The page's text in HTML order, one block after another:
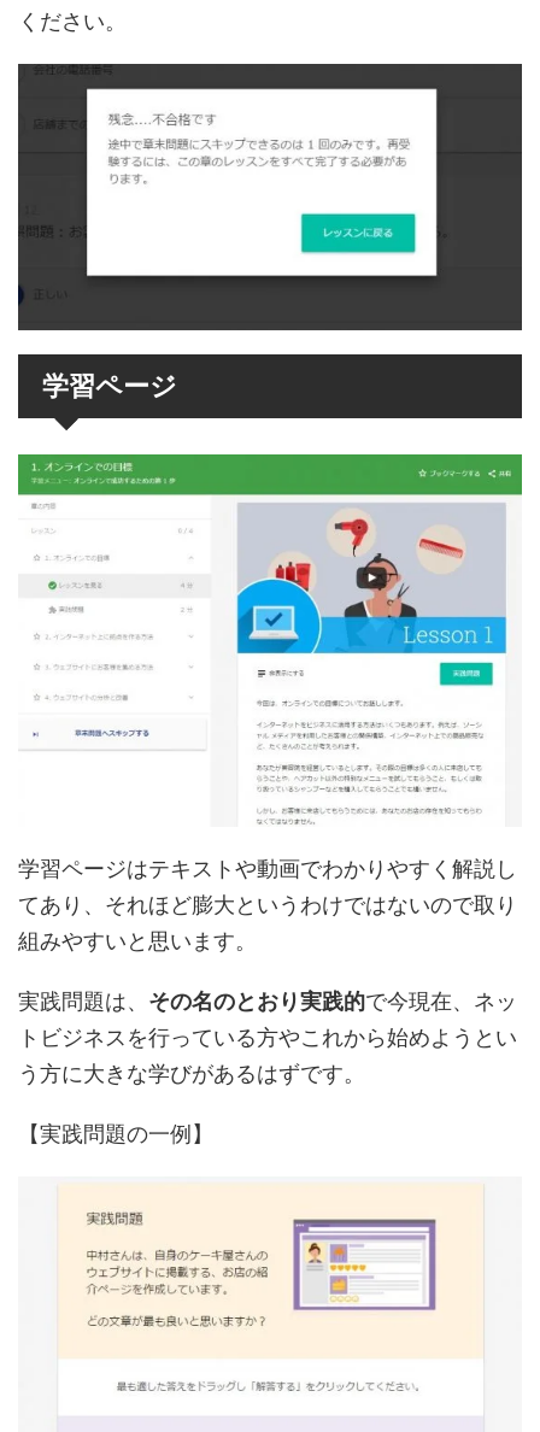
ください。
学習ページ
学習ページはテキストや動画でわかりやすく解説し
てあり、それほど膨大というわけではないので取り
組みやすいと思います。
実践問題は、 その名のとおり実践的で今現在、ネッ
トビジネスを行っている方やこれから始めようとい
う方に大きな学びがあるはずです。
【実践問題の一例】